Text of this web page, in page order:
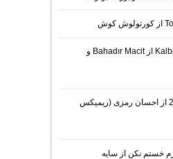
دانلود آهنگ ترکی Kalbine Sor از Bahadır Macit و
دانلود ریمیکس دیپ نایت 2 از احسان رمزی (ریمیکس
خستم نکن از سایه